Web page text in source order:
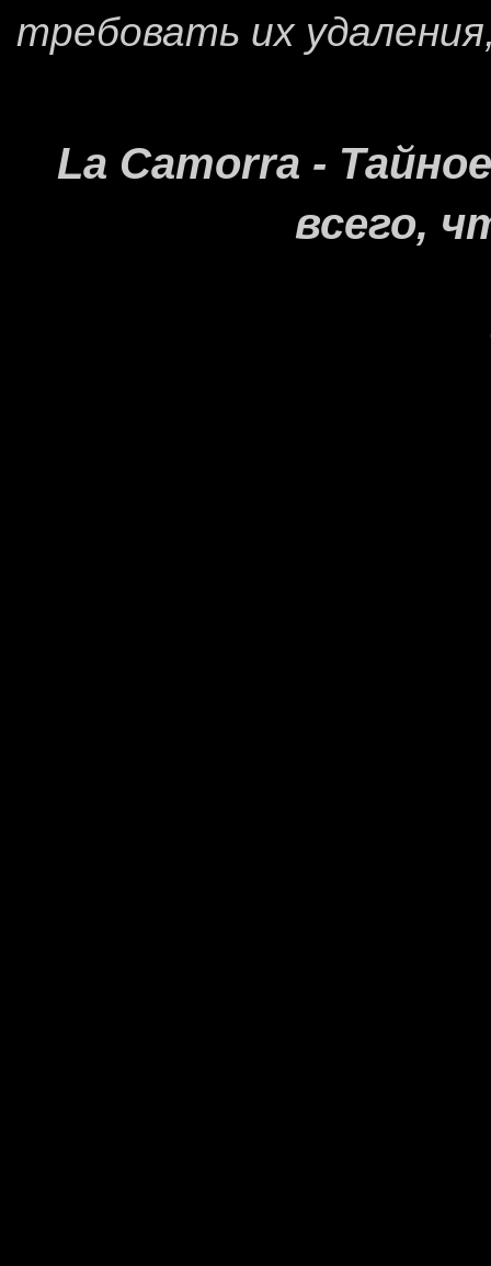
требовать их
La Camorra -
всего,